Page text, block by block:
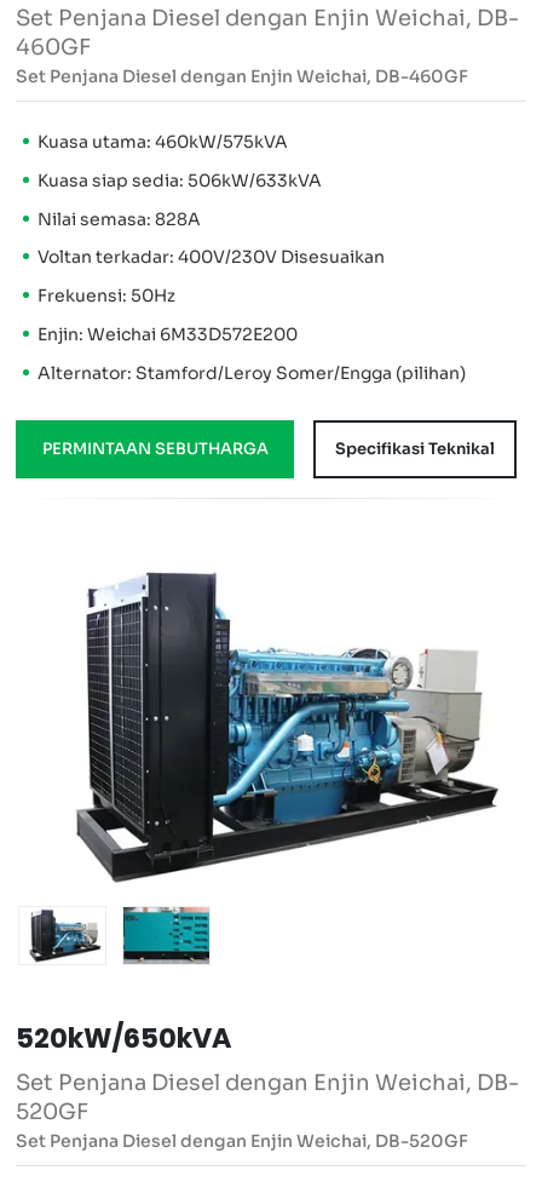
Set Penjana Diesel dengan Enjin Weichai, DB-
460GF
Set Penjana Diesel dengan Enjin Weichai, DB-460GF
Kuasa utama: 460kW/575kVA
Kuasa siap sedia: 506kW/633kVA
Nilai semasa: 828A
Voltan terkadar: 400V/230V Disesuaikan
Frekuensi: 50Hz
Enjin: Weichai 6M33D572E200
Alternator: Stamford/Leroy Somer/Engga (pilihan)
PERMINTAAN SEBUTHARGA Specifikasi Teknikal
520kW/650kVA
Set Penjana Diesel dengan Enjin Weichai, DB-
520GF
Set Penjana Diesel dengan Enjin Weichai, DB-520GF